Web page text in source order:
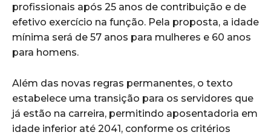
profissionais após 25 anos de contribuição e de
efetivo exercício na função. Pela proposta, a idade
mínima será de 57 anos para mulheres e 60 anos
para homens.
Além das novas regras permanentes, o texto
estabelece uma transição para os servidores que
já estão na carreira, permitindo aposentadoria em
idade inferior até 2041, conforme os critérios